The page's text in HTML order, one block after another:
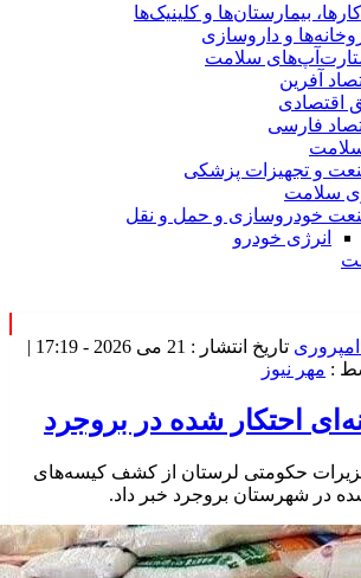
بیمارستان‌ها و کلینیک‌ها
و داروسازی
سلامت
آفرین
اقتصادی
فارسی
و تجهیزات پزشکی
سلامت
خودروسازی و حمل و نقل
انرژی خودرو
تاریخ انتشار : 21 می 2026 - 17:19 |
: مهر نیوز
احتکار شده در بروجرد
حکومتی لرستان از کشف کیسه‌های
شده در شهرستان بروجرد خبر داد.